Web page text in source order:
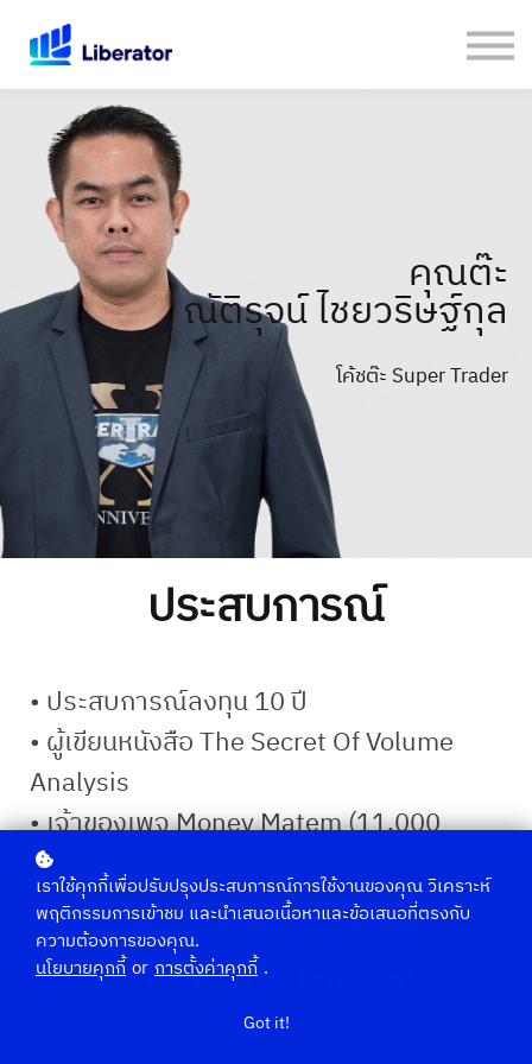
คู่มือใช้งาน Website
เปิดบัญชีกับ Liberator
คุณต๊ะ
ณัติรุจน์ ไชยวริษฐ์กุล
โค้ชต๊ะ Super Trader
ประสบการณ์
• ประสบการณ์ลงทุน 10 ปี
• ผู้เขียนหนังสือ The Secret Of Volume
Analysis
• เจ้าของเพจ Money Matem (11,000
Followers)
คลาสทั้งหมดที่สอน
เราใช้คุกกี้เพื่อปรับปรุงประสบการณ์การใช้งานของคุณ วิเคราะห์
พฤติกรรมการเข้าชม และนำเสนอเนื้อหาและข้อเสนอที่ตรงกับ
ความต้องการของคุณ.
นโยบายคุกกี้ or การตั้งค่าคุกกี้ .
Got it!